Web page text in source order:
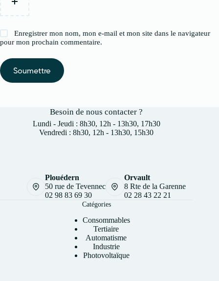
Enregistrer mon nom, mon e-mail et mon site dans le navigateur
pour mon prochain commentaire.
Soumettre
Besoin de nous contacter ?
Lundi - Jeudi : 8h30, 12h - 13h30, 17h30
Vendredi : 8h30, 12h - 13h30, 15h30
Plouédern
50 rue de Tevennec
02 98 83 69 30
Orvault
8 Rte de la Garenne
02 28 43 22 21
Catégories
Consommables
Tertiaire
Automatisme
Industrie
Photovoltaïque